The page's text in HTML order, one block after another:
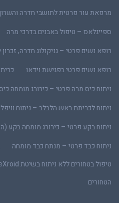
מרפאת עור פרטית לתושבי חדרה
ספייגלאס – טיפול באבנים בדרכי מרה
רופא נשים פרטי – גניקולוג חדרה,
רופא נשים פרטי בפגישת וידאו
ניתוח כיס מרה פרטי – כירורג מומחה
ניתוח לכריתת ראש הלבלב – ניתוח וויפל
ניתוח בקע פרטי – כירורג מומחה בקע
ניתוח כבד פרטי – מנתח כבד מומחה
הטחורים